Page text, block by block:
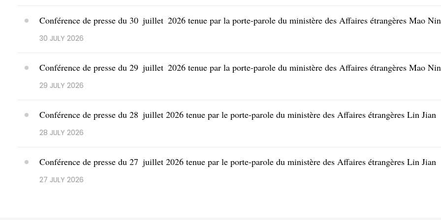
Conférence de presse du 30 juillet 2026 tenue par la porte-parole du ministère des Affaires étrangères Mao
30 JULY 2026
Conférence de presse du 29 juillet 2026 tenue par la porte-parole du ministère des Affaires étrangères Mao
29 JULY 2026
Conférence de presse du 28 juillet 2026 tenue par le porte-parole du ministère des Affaires étrangères Lin Jian
28 JULY 2026
Conférence de presse du 27 juillet 2026 tenue par le porte-parole du ministère des Affaires étrangères Lin Jian
27 JULY 2026